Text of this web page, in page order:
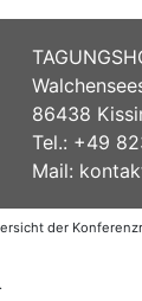
86438
Tel.: +49
Mail:
der